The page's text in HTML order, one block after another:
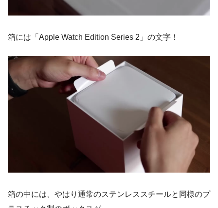
箱には「Apple Watch Edition Series 2」の文字！
箱の中には、やはり通常のステンレススチールと同様のプ